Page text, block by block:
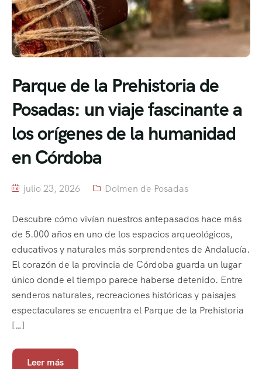
Parque de la Prehistoria de
Posadas: un viaje fascinante a
los orígenes de la humanidad
en Córdoba
julio 23, 2026 Dolmen de Posadas
Descubre cómo vivían nuestros antepasados hace más
de 5.000 años en uno de los espacios arqueológicos,
educativos y naturales más sorprendentes de Andalucía.
El corazón de la provincia de Córdoba guarda un lugar
único donde el tiempo parece haberse detenido. Entre
senderos naturales, recreaciones históricas y paisajes
espectaculares se encuentra el Parque de la Prehistoria
[…]
Leer más